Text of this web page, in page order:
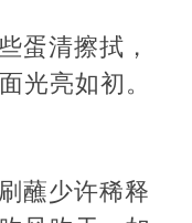
蛋清擦拭，
光亮如初。
蘸少许稀释